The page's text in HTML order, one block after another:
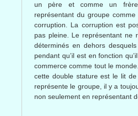
un père et commeun frère
représentant du groupe comme
corruption. La corruption est
pas pleine. Le représentant ne
déterminés en dehors desquels
pendant qu’il estenfonction qu’il
commercecomme tout le monde
cette double statureest le lit
représente le groupe, ily a
non seulement en représentant